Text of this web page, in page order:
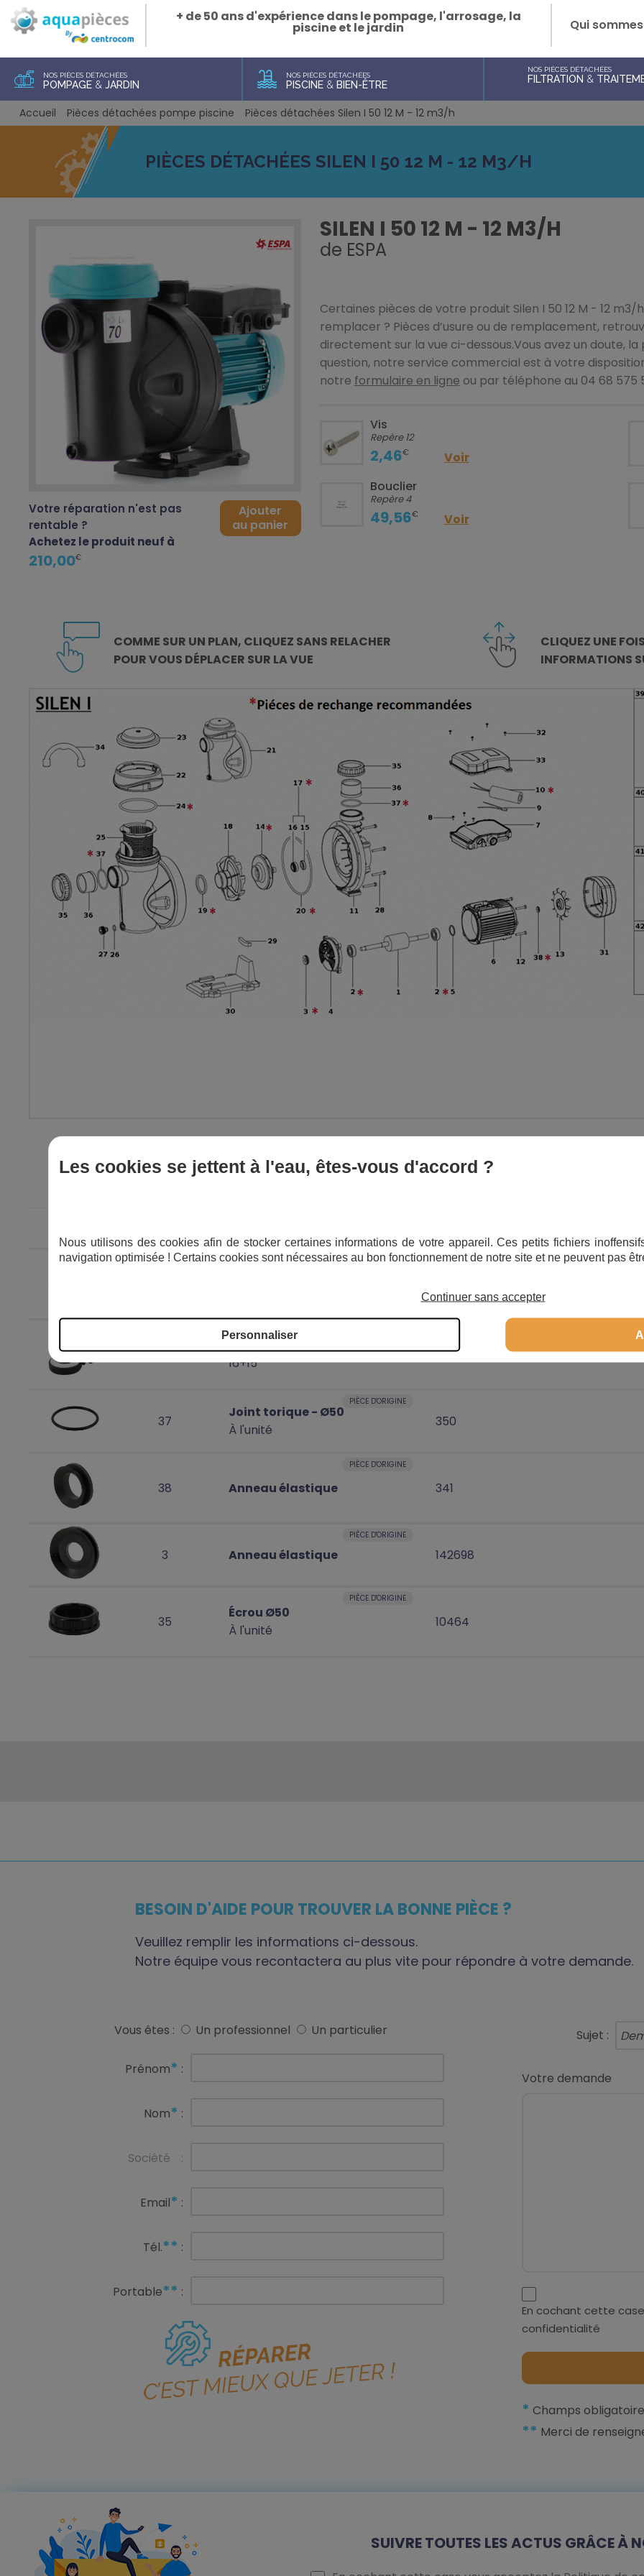
+ de 50 ans d'expérience dans le pompage, l'arrosage, la
piscine et le jardin
Qui
NOS PIÈCES DÉTACHÉES
POMPAGE & JARDIN
NOS PIÈCES DÉTACHÉES
PISCINE & BIEN-ÊTRE
NOS PIÈCES DÉTACHÉES
FILTRATION &
Accueil Pièces détachées pompe piscine Pièces détachées Silen I 50 12 M - 12 m3/h
PIÈCES DÉTACHÉES SILEN I 50 12 M - 12 M3/H
Votre réparation n'est pas
rentable ?
Achetez le produit neuf à
210,00€
Ajouter
au panier
SILEN I 50 12 M - 12 M3/H
de ESPA
Certaines pièces de votre produit Silen I 50 12 M - 12
remplacer ? Pièces d’usure ou de remplacement,
directement sur la vue ci-dessous.Vous avez un doute,
question, notre service commercial est à votre
notre formulaire en ligne ou par téléphone au 04 68 575
Vis
Repère 12
2,46€ Voir
Bouclier
Repère 4
49,56€ Voir
COMME SUR UN PLAN, CLIQUEZ SANS RELACHER
POUR VOUS DÉPLACER SUR LA VUE
CLIQUEZ UNE FOIS
INFORMATIONS
PIÈCE D'ORIGINE
17
16+15
8000074580
37
PIÈCE D'ORIGINE
Joint torique - Ø50
À l'unité
350
38
PIÈCE D'ORIGINE
Anneau élastique 341
3
PIÈCE D'ORIGINE
Anneau élastique 142698
35
PIÈCE D'ORIGINE
Écrou Ø50
À l'unité
10464
BESOIN D'AIDE POUR TROUVER LA BONNE PIÈCE ?
Veuillez remplir les informations ci-dessous.
Notre équipe vous recontactera au plus vite pour répondre à votre demande.
Vous êtes : Un professionnel Un particulier
Prénom* :
Nom* :
Société :
Email* :
Tél.** :
Portable** :
Sujet :
Votre demande
En cochant cette
confidentialité
* Champs
** Merci de
SUIVRE TOUTES LES ACTUS GRÂCE À
Les cookies se jettent à l'eau, êtes-vous d'accord ?
Nous utilisons des cookies afin de stocker certaines informations de votre appareil. Ces petits fichiers
navigation optimisée ! Certains cookies sont nécessaires au bon fonctionnement de notre site et ne peuvent pas
Continuer sans accepter
Personnaliser